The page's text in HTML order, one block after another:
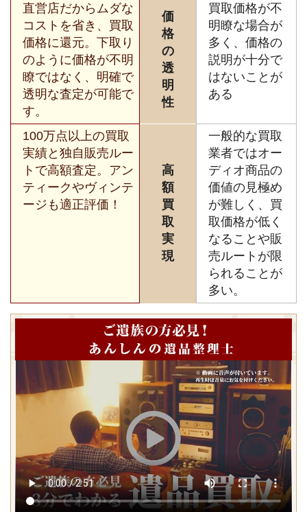
直営店だからムダな
コストを省き、買取
価格に還元。下取り
のように価格が不明
瞭ではなく、明確で
透明な査定が可能で
す。
価
格
の
透
明
性
買取価格が不
明瞭な場合が
多く、価格の
説明が十分で
はないことが
ある
100万点以上の買取
実績と独自販売ルー
トで高額査定。アン
ティークやヴィンテ
ージも適正評価！
高
額
買
取
実
現
一般的な買取
業者ではオー
ディオ商品の
価値の見極め
が難しく、買
取価格が低く
なることや販
売ルートが限
られることが
多い。